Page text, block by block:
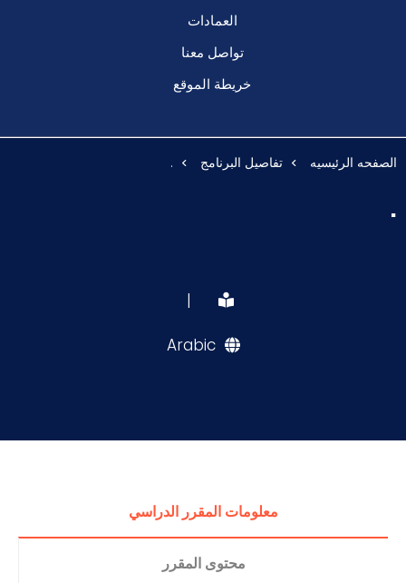
العمادات
تواصل معنا
خريطة الموقع
الصفحه الرئيسيه تفاصيل البرنامج .
.
|
Arabic
معلومات المقرر الدراسي
محتوى المقرر